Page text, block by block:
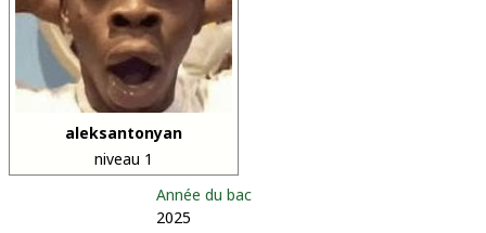
aleksantonyan
niveau 1
Année du bac
2025